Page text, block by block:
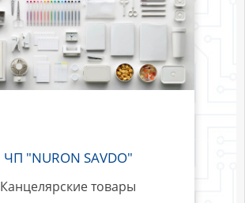
ЧП "NURON SAVDO"
Канцелярские товары